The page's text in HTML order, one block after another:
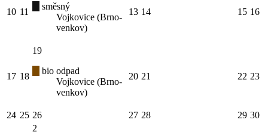
10 11
směsný
Vojkovice (Brno-
venkov)
13 14 15 16
17 18
19
bio odpad
Vojkovice (Brno-
venkov)
20 21 22 23
24 25 26 27 28 29 30
2